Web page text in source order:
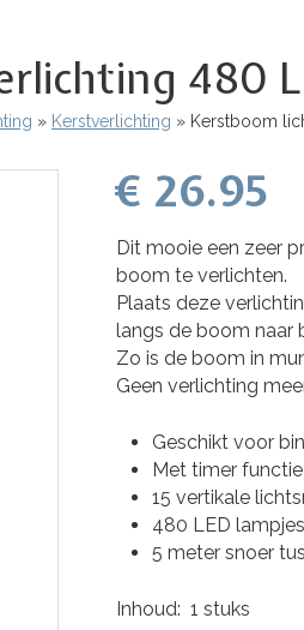
480
Kerstverlichting Kerstboom
€ 26.95
Dit mooie een zeer
boom te verlichten.
Plaats deze
langs de boom naar
Zo is de boom in
Geen verlichting
Geschikt voor
Met timer functie
15 vertikale
480 LED
5 meter snoer
Inhoud: 1 stuks